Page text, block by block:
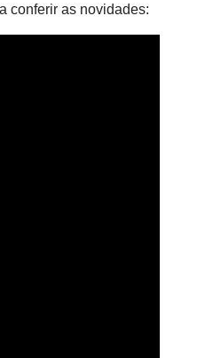
conferir as novidades: